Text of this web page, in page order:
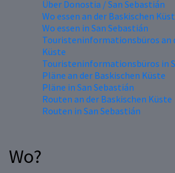
Über Donostia / San Sebastián
Wo essen an der Baskischen
Wo essen in San Sebastián
Touristeninformationsbüros an
Küste
Touristeninformationsbüros in
Pläne an der Baskischen Küste
Pläne in San Sebastián
Routen an der Baskischen Küste
Routen in San Sebastián
Wo?